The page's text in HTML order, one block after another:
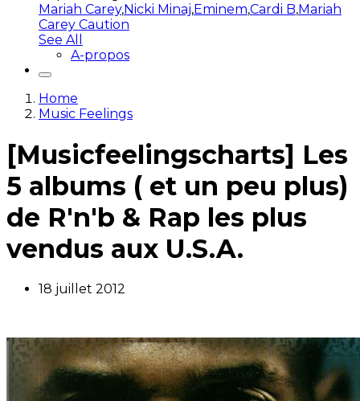
Mariah Carey,Nicki Minaj,Eminem,Cardi B,Mariah
Carey Caution
See All
A-propos
Home
Music Feelings
[Musicfeelingscharts] Les
5 albums ( et un peu plus)
de R'n'b & Rap les plus
vendus aux U.S.A.
18 juillet 2012